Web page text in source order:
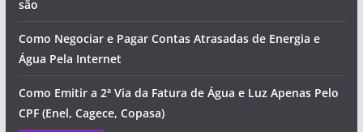
são
Como Negociar e Pagar Contas Atrasadas de Energia e
Água Pela Internet
Como Emitir a 2ª Via da Fatura de Água e Luz Apenas Pelo
CPF (Enel, Cagece, Copasa)